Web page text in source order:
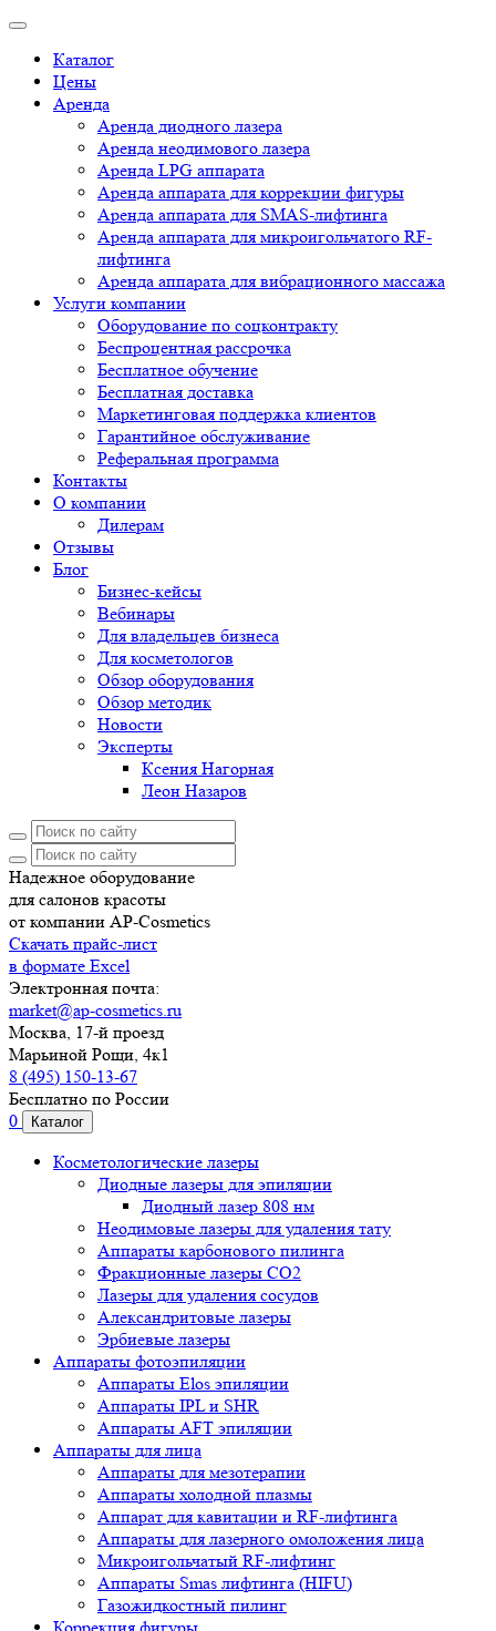
Каталог
Цены
Аренда
Аренда диодного лазера
Аренда неодимового лазера
Аренда LPG аппарата
Аренда аппарата для коррекции фигуры
Аренда аппарата для SMAS-лифтинга
Аренда аппарата для микроигольчатого RF-
лифтинга
Аренда аппарата для вибрационного массажа
Услуги компании
Оборудование по соцконтракту
Беспроцентная рассрочка
Бесплатное обучение
Бесплатная доставка
Маркетинговая поддержка клиентов
Гарантийное обслуживание
Реферальная программа
Контакты
О компании
Дилерам
Отзывы
Блог
Бизнес-кейсы
Вебинары
Для владельцев бизнеса
Для косметологов
Обзор оборудования
Обзор методик
Новости
Эксперты
Ксения Нагорная
Леон Назаров
Надежное оборудование
для салонов красоты
от компании AP-Cosmetics
Скачать прайс-лист
в формате Excel
Электронная почта:
market@ap-cosmetics.ru
Москва, 17-й проезд
Марьиной Рощи, 4к1
8 (495) 150-13-67
Бесплатно по России
0
Каталог
Косметологические лазеры
Диодные лазеры для эпиляции
Диодный лазер 808 нм
Неодимовые лазеры для удаления тату
Аппараты карбонового пилинга
Фракционные лазеры CO2
Лазеры для удаления сосудов
Александритовые лазеры
Эрбиевые лазеры
Аппараты фотоэпиляции
Аппараты Elos эпиляции
Аппараты IPL и SHR
Аппараты AFT эпиляции
Аппараты для лица
Аппараты для мезотерапии
Аппараты холодной плазмы
Аппарат для кавитации и RF-лифтинга
Аппараты для лазерного омоложения лица
Микроигольчатый RF-лифтинг
Аппараты Smas лифтинга (HIFU)
Газожидкостный пилинг